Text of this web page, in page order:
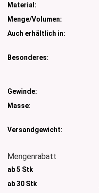
Material:
Menge/Volumen:
Auch erhältlich in:
Besonderes:
Gewinde:
Masse:
Versandgewicht:
Mengenrabatt
ab 5 Stk
ab 30 Stk